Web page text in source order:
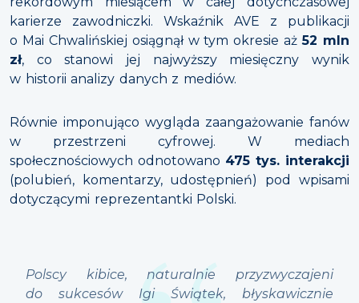
karierze zawodniczki. Wskaźnik AVE z publikacji
o Mai Chwalińskiej osiągnął w tym okresie aż52 mln
zł, co stanowi jej najwyższy miesięczny wynik
w historii analizy danych z mediów.
Równie imponująco wygląda zaangażowanie fanów
w przestrzeni cyfrowej. W mediach
społecznościowych odnotowano 475 tys. interakcji
(polubień, komentarzy, udostępnień) pod wpisami
dotyczącymi reprezentantki Polski.
Polscy kibice, naturalnie przyzwyczajeni
do sukcesów Igi Świątek, błyskawicznie